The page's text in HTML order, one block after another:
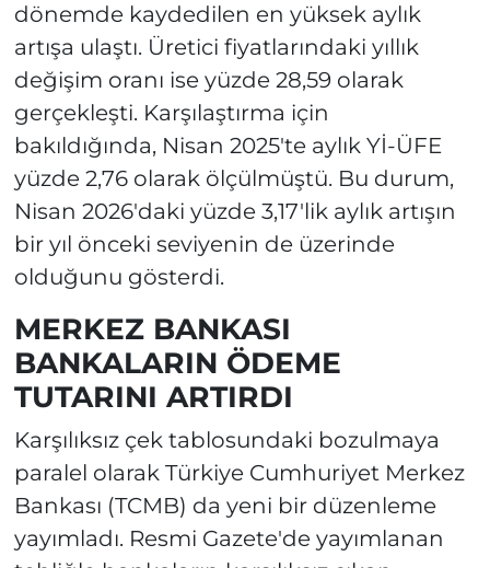
dönemde kaydedilen en yüksek aylık
artışa ulaştı. Üretici fiyatlarındaki yıllık
değişim oranı ise yüzde 28,59 olarak
gerçekleşti. Karşılaştırma için
bakıldığında, Nisan 2025'te aylık Yİ-ÜFE
yüzde 2,76 olarak ölçülmüştü. Bu durum,
Nisan 2026'daki yüzde 3,17'lik aylık artışın
bir yıl önceki seviyenin de üzerinde
olduğunu gösterdi.
MERKEZ BANKASI
BANKALARIN ÖDEME
TUTARINI ARTIRDI
Karşılıksız çek tablosundaki bozulmaya
paralel olarak Türkiye Cumhuriyet Merkez
Bankası (TCMB) da yeni bir düzenleme
yayımladı. Resmi Gazete'de yayımlanan